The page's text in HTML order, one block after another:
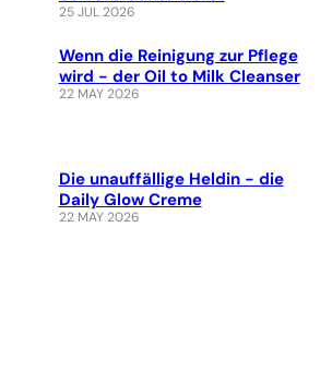
25 JUL 2026
Wenn die Reinigung zur Pflege
wird - der Oil to Milk Cleanser
22 MAY 2026
Die unauffällige Heldin - die
Daily Glow Creme
22 MAY 2026